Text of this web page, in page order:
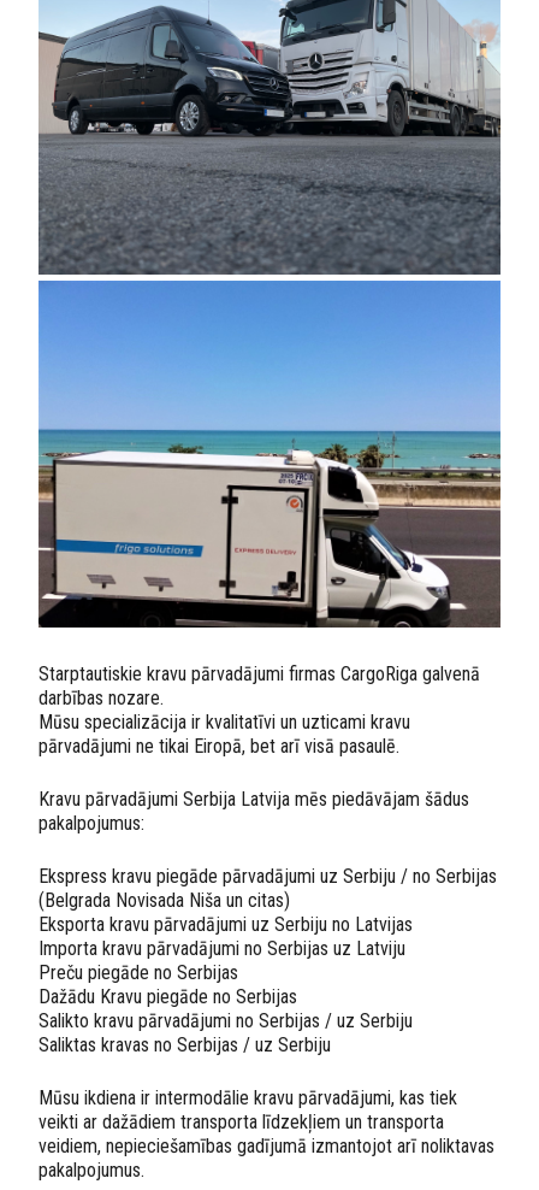
Starptautiskie kravu pārvadājumi firmas CargoRiga galvenā
darbības nozare.
Mūsu specializācija ir kvalitatīvi un uzticami kravu
pārvadājumi ne tikai Eiropā, bet arī visā pasaulē.
Kravu pārvadājumi Serbija Latvija mēs piedāvājam šādus
pakalpojumus:
Ekspress kravu piegāde pārvadājumi uz Serbiju / no Serbijas
(Belgrada Novisada Niša un citas)
Eksporta kravu pārvadājumi uz Serbiju no Latvijas
Importa kravu pārvadājumi no Serbijas uz Latviju
Preču piegāde no Serbijas
Dažādu Kravu piegāde no Serbijas
Salikto kravu pārvadājumi no Serbijas / uz Serbiju
Saliktas kravas no Serbijas / uz Serbiju
Mūsu ikdiena ir intermodālie kravu pārvadājumi, kas tiek
veikti ar dažādiem transporta līdzekļiem un transporta
veidiem, nepieciešamības gadījumā izmantojot arī noliktavas
pakalpojumus.